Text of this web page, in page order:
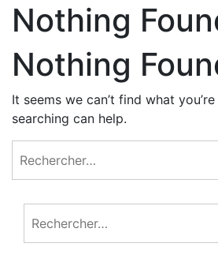
Nothing
Nothing
It seems we can’t find what
searching can help.